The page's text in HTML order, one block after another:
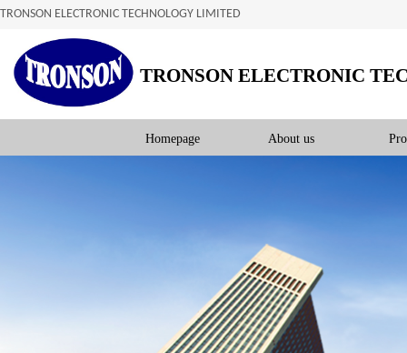
TRONSON ELECTRONIC TECHNOLOGY LIMITED
TRONSON ELECTRONIC
Homepage About us